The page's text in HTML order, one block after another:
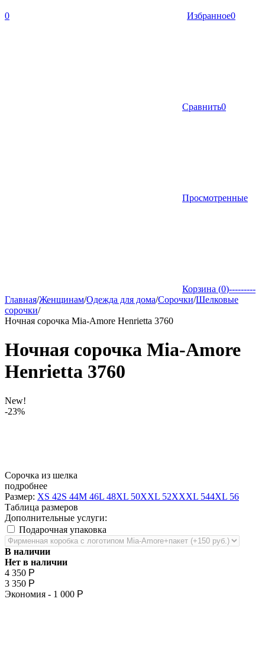
0 Избранное0
Сравнить0
Просмотренные
Корзина (0)---------
Главная/Женщинам/Одежда для дома/Сорочки/Шелковые
сорочки/
Ночная сорочка Mia-Amore Henrietta 3760
Ночная сорочка Mia-Amore
Henrietta 3760
New!
-23%
Сорочка из шелка
подробнее
Размер: XS 42S 44M 46L 48XL 50XXL 52XXXL 544XL 56
Таблица размеров
Дополнительные услуги:
Подарочная упаковка
В наличии
Нет в наличии
4 350 Р
3 350 Р
Экономия - 1 000 Р